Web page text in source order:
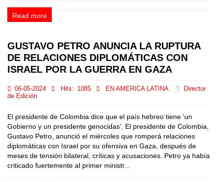
Read more
GUSTAVO PETRO ANUNCIA LA RUPTURA
DE RELACIONES DIPLOMÁTICAS CON
ISRAEL POR LA GUERRA EN GAZA
06-05-2024 Hits: 1085 EN AMERICA LATINA
Director
de Edición
El presidente de Colombia dice que el país hebreo tiene 'un
Gobierno y un presidente genocidas'. El presidente de Colombia,
Gustavo Petro, anunció el miércoles que romperá relaciones
diplomáticas con Israel por su ofensiva en Gaza, después de
meses de tensión bilateral, críticas y acusaciones. Petro ya había
criticado fuertemente al primer ministr...